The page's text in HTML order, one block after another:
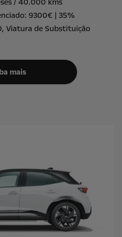
9300€ | 35%
Viatura de Substituição
mais